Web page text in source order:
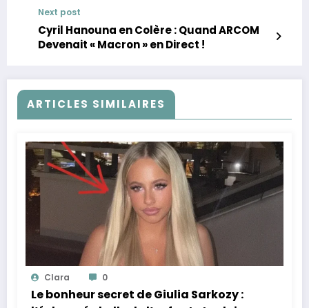
Next post
Cyril Hanouna en Colère : Quand ARCOM
Devenait « Macron » en Direct !
ARTICLES SIMILAIRES
Clara 0
Le bonheur secret de Giulia Sarkozy :